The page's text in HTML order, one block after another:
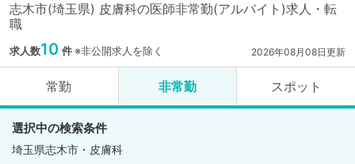
志木市(埼玉県) 皮膚科の医師非常勤(アルバイト)求人・転
職
求人数10 件※非公開求人を除く 2026年08月08日更新
常勤 非常勤 スポット
選択中の検索条件
埼玉県志木市・皮膚科